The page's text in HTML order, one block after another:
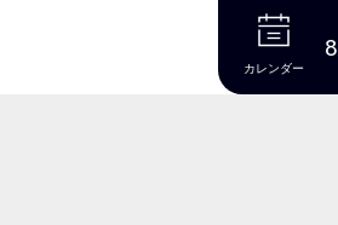
本文へ
カレンダー
8